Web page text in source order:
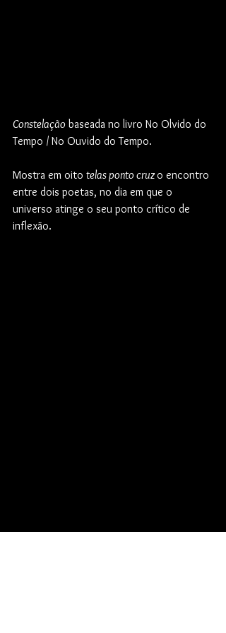
Constelação baseada no livro No Olvido do
Tempo / No Ouvido do Tempo.
Mostra em oito telas ponto cruz o encontro
entre dois poetas, no dia em que o
universo atinge o seu ponto crítico de
inflexão.